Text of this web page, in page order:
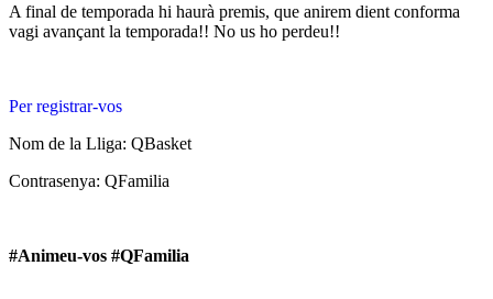
A final de temporada hi haurà premis, que anirem dient conforma
vagi avançant la temporada!! No us ho perdeu!!
Per registrar-vos
Nom de la Lliga: QBasket
Contrasenya: QFamilia
#Animeu-vos #QFamilia